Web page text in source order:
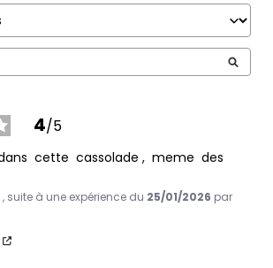
4/5
cette  cassolade ,  meme  des
, suite à une expérience du 25/01/2026 par